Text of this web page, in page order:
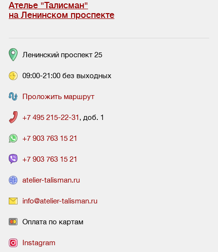
Ателье "Талисман"
на Ленинском проспекте
Ленинский проспект 25
09:00-21:00 без выходных
Проложить маршрут
+7 495 215-22-31, доб. 1
+7 903 763 15 21
+7 903 763 15 21
atelier-talisman.ru
info@atelier-talisman.ru
Оплата по картам
Instagram